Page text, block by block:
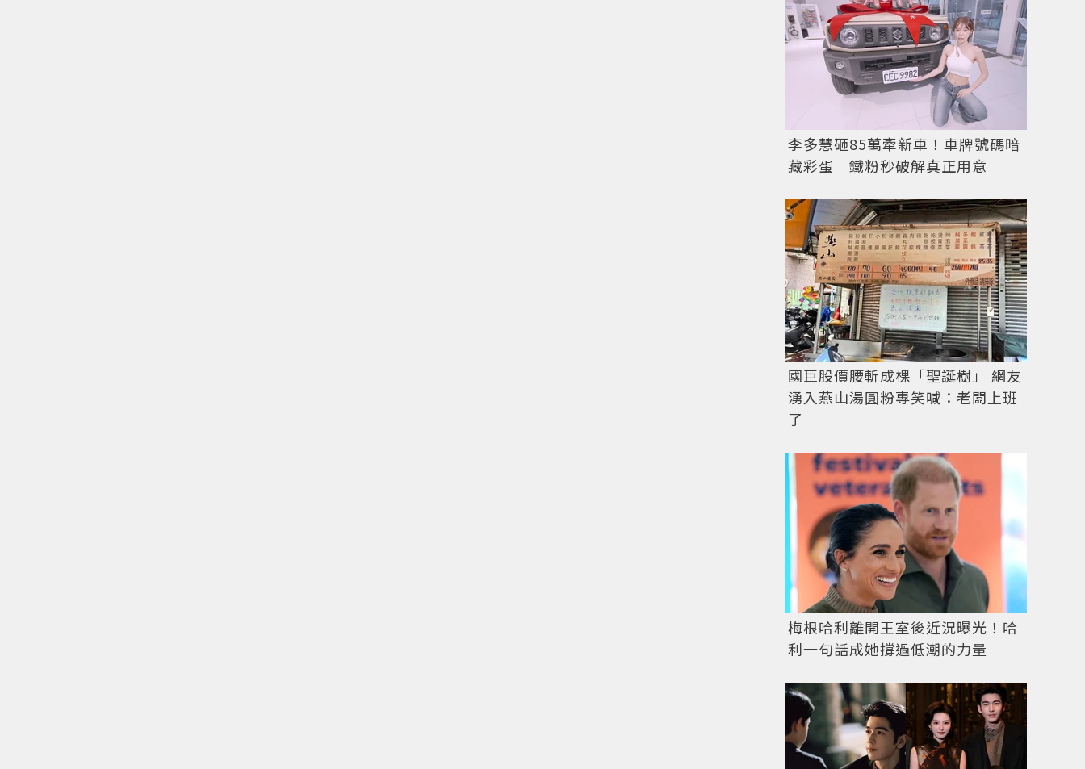
李多慧砸85萬牽新車！車牌號碼暗
藏彩蛋 鐵粉秒破解真正用意
國巨股價腰斬成棵「聖誕樹」 網友
湧入燕山湯圓粉專笑喊：老闆上班
了
梅根哈利離開王室後近況曝光！哈
利一句話成她撐過低潮的力量